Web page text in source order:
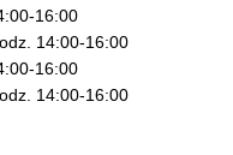
16:00
14:00-16:00
16:00
14:00-16:00